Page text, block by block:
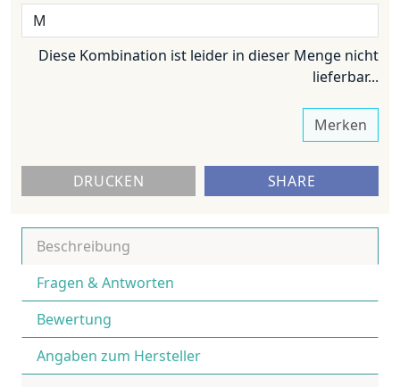
Diese Kombination ist leider in dieser Menge nicht
lieferbar...
Merken
DRUCKEN SHARE
Beschreibung
Fragen & Antworten
Bewertung
Angaben zum Hersteller